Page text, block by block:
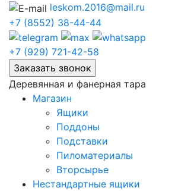
leskom.2016@mail.ru
+7 (8552) 38-44-44
+7 (929) 721-42-58
Деревянная и фанерная тара
Магазин
Ящики
Поддоны
Подставки
Пиломатериалы
Вторсырье
Нестандартные ящики